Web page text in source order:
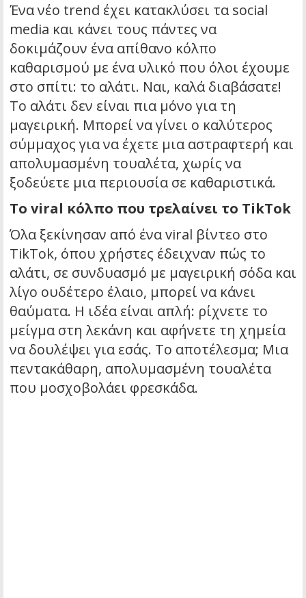
Ένα νέο trend έχει κατακλύσει τα social
media και κάνει τους πάντες να
δοκιμάζουν ένα απίθανο κόλπο
καθαρισμού με ένα υλικό που όλοι έχουμε
στο σπίτι: το αλάτι. Ναι, καλά διαβάσατε!
Το αλάτι δεν είναι πια μόνο για τη
μαγειρική. Μπορεί να γίνει ο καλύτερος
σύμμαχος για να έχετε μια αστραφτερή και
απολυμασμένη τουαλέτα, χωρίς να
ξοδεύετε μια περιουσία σε καθαριστικά.
Το viral κόλπο που τρελαίνει το TikTok
Όλα ξεκίνησαν από ένα viral βίντεο στο
TikTok, όπου χρήστες έδειχναν πώς το
αλάτι, σε συνδυασμό με μαγειρική σόδα και
λίγο ουδέτερο έλαιο, μπορεί να κάνει
θαύματα. Η ιδέα είναι απλή: ρίχνετε το
μείγμα στη λεκάνη και αφήνετε τη χημεία
να δουλέψει για εσάς. Το αποτέλεσμα; Μια
πεντακάθαρη, απολυμασμένη τουαλέτα
που μοσχοβολάει φρεσκάδα.